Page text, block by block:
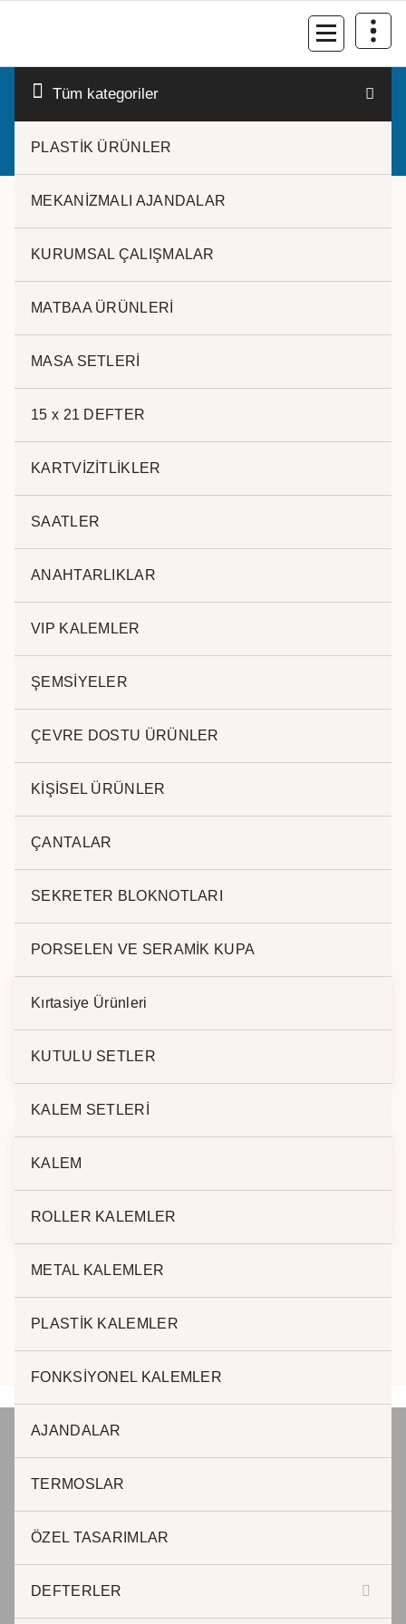
Tüm kategoriler
PLASTİK ÜRÜNLER
MEKANİZMALI AJANDALAR
KURUMSAL ÇALIŞMALAR
MATBAA ÜRÜNLERİ
MASA SETLERİ
15 x 21 DEFTER
KARTVİZİTLİKLER
SAATLER
ANAHTARLIKLAR
VIP KALEMLER
ŞEMSİYELER
ÇEVRE DOSTU ÜRÜNLER
KİŞİSEL ÜRÜNLER
ÇANTALAR
SEKRETER BLOKNOTLARI
PORSELEN VE SERAMİK KUPA
Kırtasiye Ürünleri
KUTULU SETLER
KALEM SETLERİ
KALEM
ROLLER KALEMLER
METAL KALEMLER
PLASTİK KALEMLER
FONKSİYONEL KALEMLER
AJANDALAR
TERMOSLAR
ÖZEL TASARIMLAR
DEFTERLER
EKONOMİK 13X21 DEFTER
31531
Lastikli
Kalemlik
80 Yaprak
Sıcak Baskı, Lazer Baskı, Serigrafi Baskı,
Stoklu Ürün
Kategoriler:13x21 DEFTER
İlgili ürünler
13×21 Termo Deri
23105
EKONOMİK 13X21
TERMO DERİ
DEFTER 18806
TERMO DERİ
JADE PROMOSYON Reklam ve Matbaa
www.jadepromosyon.com www.kurumsalhediyelik.com.tr